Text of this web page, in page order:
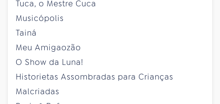
Tuca, o Mestre Cuca
Musicópolis
Tainá
Meu Amigaozão
O Show da Luna!
Historietas Assombradas para Crianças
Malcriadas